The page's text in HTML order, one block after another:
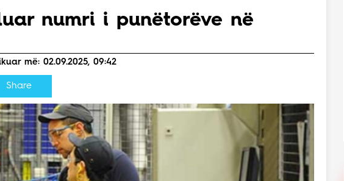
Puno me ne!
Live
Kontakt
numri i punëtorëve në
më: 02.09.2025, 09:42
Share